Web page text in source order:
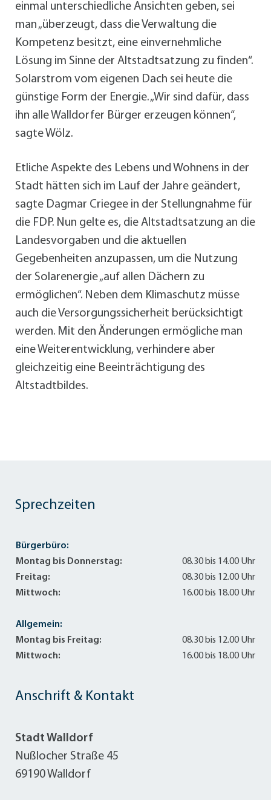
einmal unterschiedliche Ansichten geben, sei
man „überzeugt, dass die Verwaltung die
Kompetenz besitzt, eine einvernehmliche
Lösung im Sinne der Altstadtsatzung zu finden“.
Solarstrom vom eigenen Dach sei heute die
günstige Form der Energie. „Wir sind dafür, dass
ihn alle Walldorfer Bürger erzeugen können“,
sagte Wölz.
Etliche Aspekte des Lebens und Wohnens in der
Stadt hätten sich im Lauf der Jahre geändert,
sagte Dagmar Criegee in der Stellungnahme für
die FDP. Nun gelte es, die Altstadtsatzung an die
Landesvorgaben und die aktuellen
Gegebenheiten anzupassen, um die Nutzung
der Solarenergie „auf allen Dächern zu
ermöglichen“. Neben dem Klimaschutz müsse
auch die Versorgungssicherheit berücksichtigt
werden. Mit den Änderungen ermögliche man
eine Weiterentwicklung, verhindere aber
gleichzeitig eine Beeinträchtigung des
Altstadtbildes.
Anschrift & Kontakt
Stadt Walldorf
Nußlocher Straße 45
69190 Walldorf
Sprechzeiten
Bürgerbüro:
Montag bis Donnerstag:
08.30 bis 14.00 Uhr
Freitag:
08.30 bis 12.00 Uhr
Mittwoch:
16.00 bis 18.00 Uhr
Allgemein:
Montag bis Freitag:
08.30 bis 12.00 Uhr
Mittwoch:
16.00 bis 18.00 Uhr